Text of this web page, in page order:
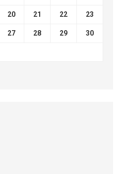
20 21 22 23
27 28 29 30